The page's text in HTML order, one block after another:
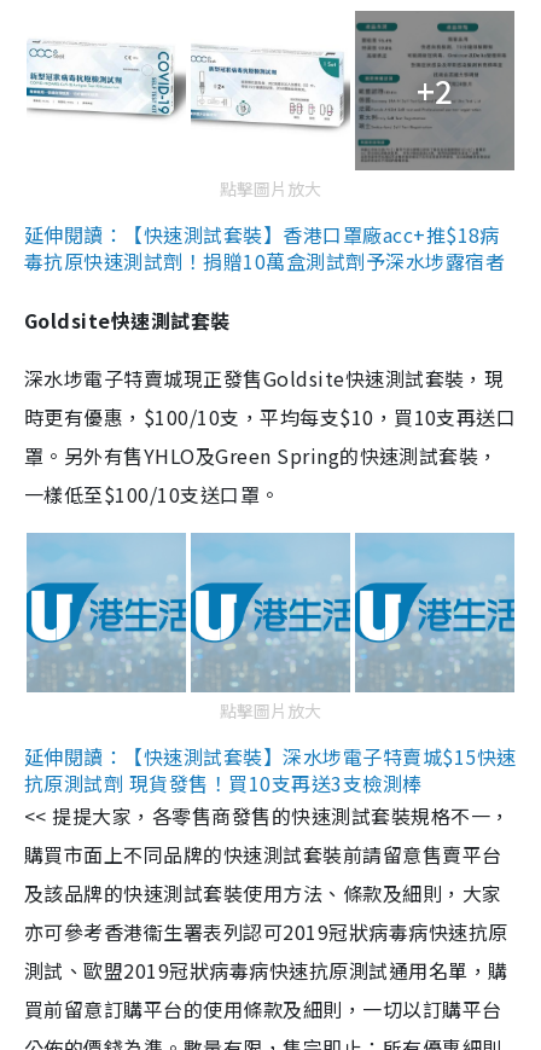
+2
點擊圖片放大
延伸閱讀：【快速測試套裝】香港口罩廠acc+推$18病
毒抗原快速測試劑！捐贈10萬盒測試劑予深水埗露宿者
Goldsite快速測試套裝
深水埗電子特賣城現正發售Goldsite快速測試套裝，現
時更有優惠，$100/10支，平均每支$10，買10支再送口
罩。另外有售YHLO及Green Spring的快速測試套裝，
一樣低至$100/10支送口罩。
點擊圖片放大
延伸閱讀：【快速測試套裝】深水埗電子特賣城$15快速
抗原測試劑 現貨發售！買10支再送3支檢測棒
<< 提提大家，各零售商發售的快速測試套裝規格不一，
購買市面上不同品牌的快速測試套裝前請留意售賣平台
及該品牌的快速測試套裝使用方法、條款及細則，大家
亦可參考香港衞生署表列認可2019冠狀病毒病快速抗原
測試、歐盟2019冠狀病毒病快速抗原測試通用名單，購
買前留意訂購平台的使用條款及細則，一切以訂購平台